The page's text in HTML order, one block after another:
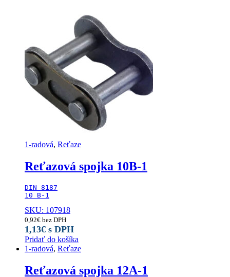
1-radová, Reťaze
Reťazová spojka 10B-1
DIN 8187
10 B-1
SKU: 107918
0,92€ bez DPH
1,13€ s DPH
Pridať do košíka
1-radová, Reťaze
Reťazová spojka 12A-1